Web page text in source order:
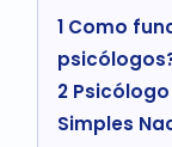
1Como
2
Simples